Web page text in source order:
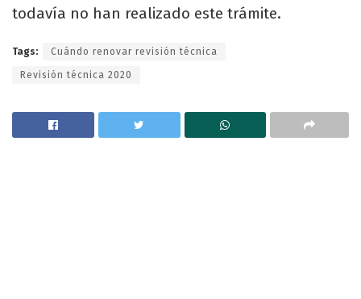
todavía no han realizado este trámite.
Tags: Cuándo renovar revisión técnica
Revisión técnica 2020